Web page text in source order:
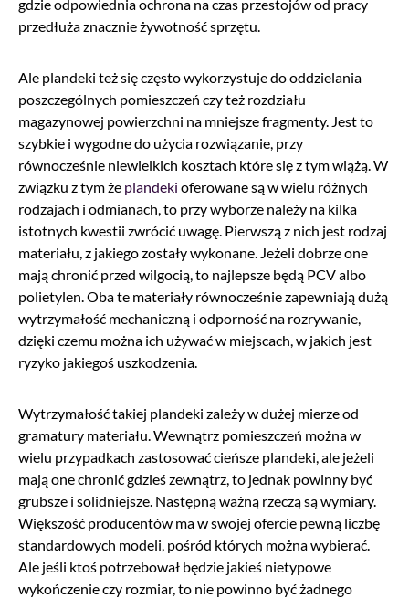
gdzie odpowiednia ochrona na czas przestojów od pracy
przedłuża znacznie żywotność sprzętu.
Ale plandeki też się często wykorzystuje do oddzielania
poszczególnych pomieszczeń czy też rozdziału
magazynowej powierzchni na mniejsze fragmenty. Jest to
szybkie i wygodne do użycia rozwiązanie, przy
równocześnie niewielkich kosztach które się z tym wiążą. W
związku z tym że plandeki oferowane są w wielu różnych
rodzajach i odmianach, to przy wyborze należy na kilka
istotnych kwestii zwrócić uwagę. Pierwszą z nich jest rodzaj
materiału, z jakiego zostały wykonane. Jeżeli dobrze one
mają chronić przed wilgocią, to najlepsze będą PCV albo
polietylen. Oba te materiały równocześnie zapewniają dużą
wytrzymałość mechaniczną i odporność na rozrywanie,
dzięki czemu można ich używać w miejscach, w jakich jest
ryzyko jakiegoś uszkodzenia.
Wytrzymałość takiej plandeki zależy w dużej mierze od
gramatury materiału. Wewnątrz pomieszczeń można w
wielu przypadkach zastosować cieńsze plandeki, ale jeżeli
mają one chronić gdzieś zewnątrz, to jednak powinny być
grubsze i solidniejsze. Następną ważną rzeczą są wymiary.
Większość producentów ma w swojej ofercie pewną liczbę
standardowych modeli, pośród których można wybierać.
Ale jeśli ktoś potrzebował będzie jakieś nietypowe
wykończenie czy rozmiar, to nie powinno być żadnego